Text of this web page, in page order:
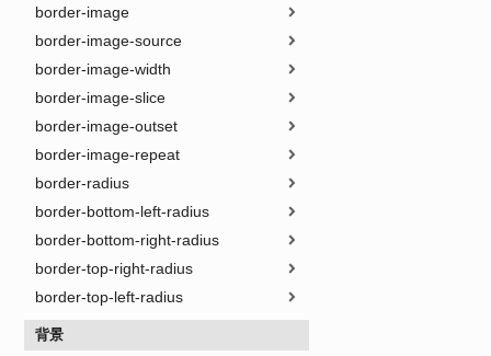
border-image
border-image-source
border-image-width
border-image-slice
border-image-outset
border-image-repeat
border-radius
border-bottom-left-radius
border-bottom-right-radius
border-top-right-radius
border-top-left-radius
背景